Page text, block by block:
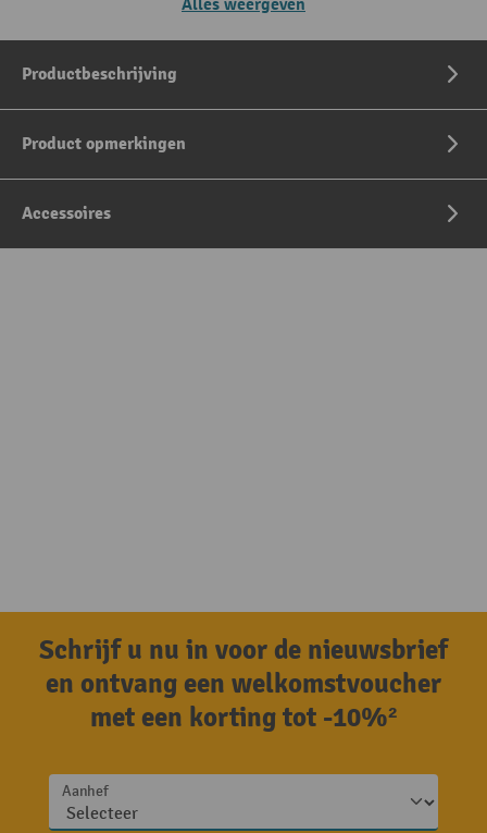
Alles weergeven
Productbeschrijving
Product opmerkingen
Accessoires
Schrijf u nu in voor de nieuwsbrief
en ontvang een welkomstvoucher
met een korting tot -10%²
Aanhef